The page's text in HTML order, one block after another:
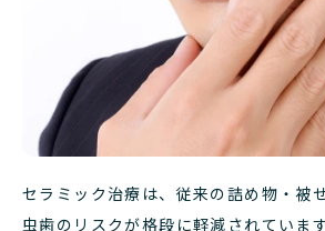
セラミック治療は、従来の詰め物・被
虫歯のリスクが格段に軽減されています